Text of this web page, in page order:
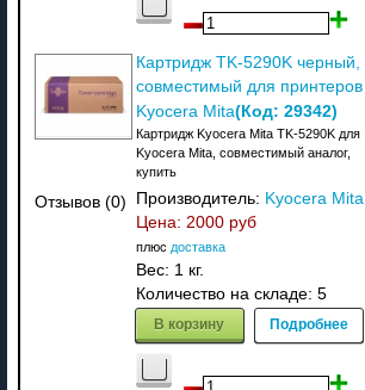
Отзывов (0)
Картридж TK-5290K черный,
совместимый для принтеров
Kyocera Mita(Код: 29342)
Картридж Kyocera Mita TK-5290K для
Kyocera Mita, совместимый аналог,
купить
Производитель: Kyocera Mita
Цена: 2000 руб
плюс доставка
Вес: 1 кг.
Количество на складе: 5
В корзину Подробнее